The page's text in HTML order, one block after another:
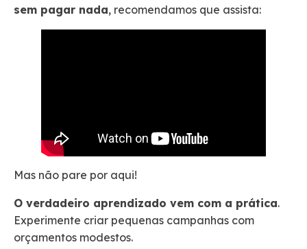
sem pagar nada, recomendamos que assista:
Mas não pare por aqui!
O verdadeiro aprendizado vem com a prática.
Experimente criar pequenas campanhas com
orçamentos modestos.